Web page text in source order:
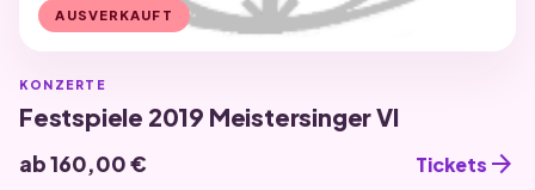
AUSVERKAUFT
KONZERTE
Festspiele 2019 Meistersinger VI
ab 160,00 € Tickets arrow_forward